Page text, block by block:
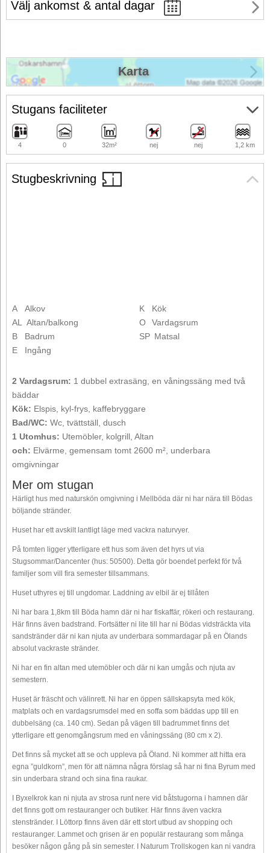
Välj ankomst & antal dagar
Stugbeskrivning
A
Alkov
AL Altan/balkong
B
Badrum
E
Ingång
K
Kök
O
Vardagsrum
SP Matsal
2 Vardagsrum: 1 dubbel extrasäng, en våningssäng med två
bäddar
Kök: Elspis, kyl-frys, kaffebryggare
Bad/WC: Wc, tvättställ, dusch
1 Utomhus: Utemöbler, kolgrill, Altan
och: Elvärme, gemensam tomt 2600 m², underbara
omgivningar
Mer om stugan
Härligt hus med naturskön omgivning i Mellböda där ni har nära till Bödas
böljande stränder.
Huset har ett avskilt lantligt läge med vackra naturvyer.
På tomten ligger ytterligare ett hus som även det hyrs ut via
Stugsommar/Dancenter (hus: 50500). Detta gör boendet perfekt för två
familjer som vill fira semester tillsammans.
Huset uthyres ej till ungdomar. Laddning av elbil är ej tillåten
Ni har bara 1,8km till Böda hamn där ni har fiskaffär, rökeri och restaurang.
Här finns även badstrand. Fortsätter ni lite till har ni Bödas vidsträckta vita
sandstränder där ni kan njuta av underbara sommardagar på en Ölands
absolut vackraste stränder.
Ni har en fin altan med utemöbler och där ni kan umgås och njuta av
semestern.
Huset är fräscht och välinrett. Ni har en öppen sällskapsyta med kök,
matplats och en vardagsrumsdel med en soffa som bäddas upp till en
dubbelsäng (ca. 140 cm). Sedan på vägen till badrummet finns det
ytterligare ett genomgångsrum med en våningssäng (80 cm x 2).
Det finns så mycket att se och uppleva på Öland. Ni kommer att hitta era
egna ”guldkorn”, men för att nämna några förslag så har ni fina Byrum med
sin underbara strand och sina fina raukar.
I Byxelkrok kan ni njuta av strosa runt nere vid båtstugorna i hamnen där
det finns gott om restauranger och butiker. Här finns även vackra
stenstränder. I Löttorp finns även där ett stort utbud av shopping och
restauranger. Lammet och grisen är en populär restaurang som många
besöker någon gång på sin semester. I Naturum Trollskogen kan ni vandra
Stugans faciliteter
4 0 32m² nej nej 1,2 km
Karta